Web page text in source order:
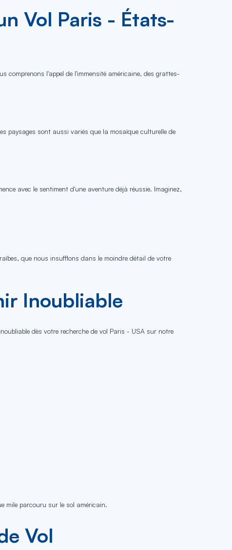
Vol Paris - États-
comprenons l'appel de l'immensité américaine, des grattes-
paysages sont aussi variés que la mosaïque culturelle de
avec le sentiment d'une aventure déjà réussie. Imaginez,
que nous insufflons dans le moindre détail de votre
Inoubliable
dès votre recherche de vol Paris - USA sur notre
mile parcouru sur le sol américain.
Vol